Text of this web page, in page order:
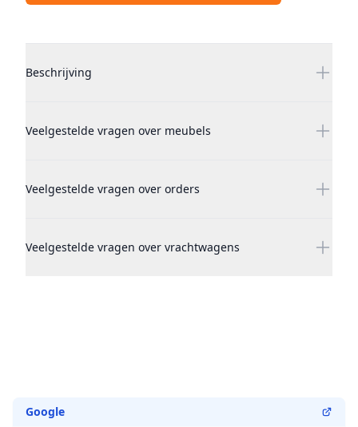
Beschrijving
Veelgestelde vragen over meubels
Veelgestelde vragen over orders
Veelgestelde vragen over vrachtwagens
Google